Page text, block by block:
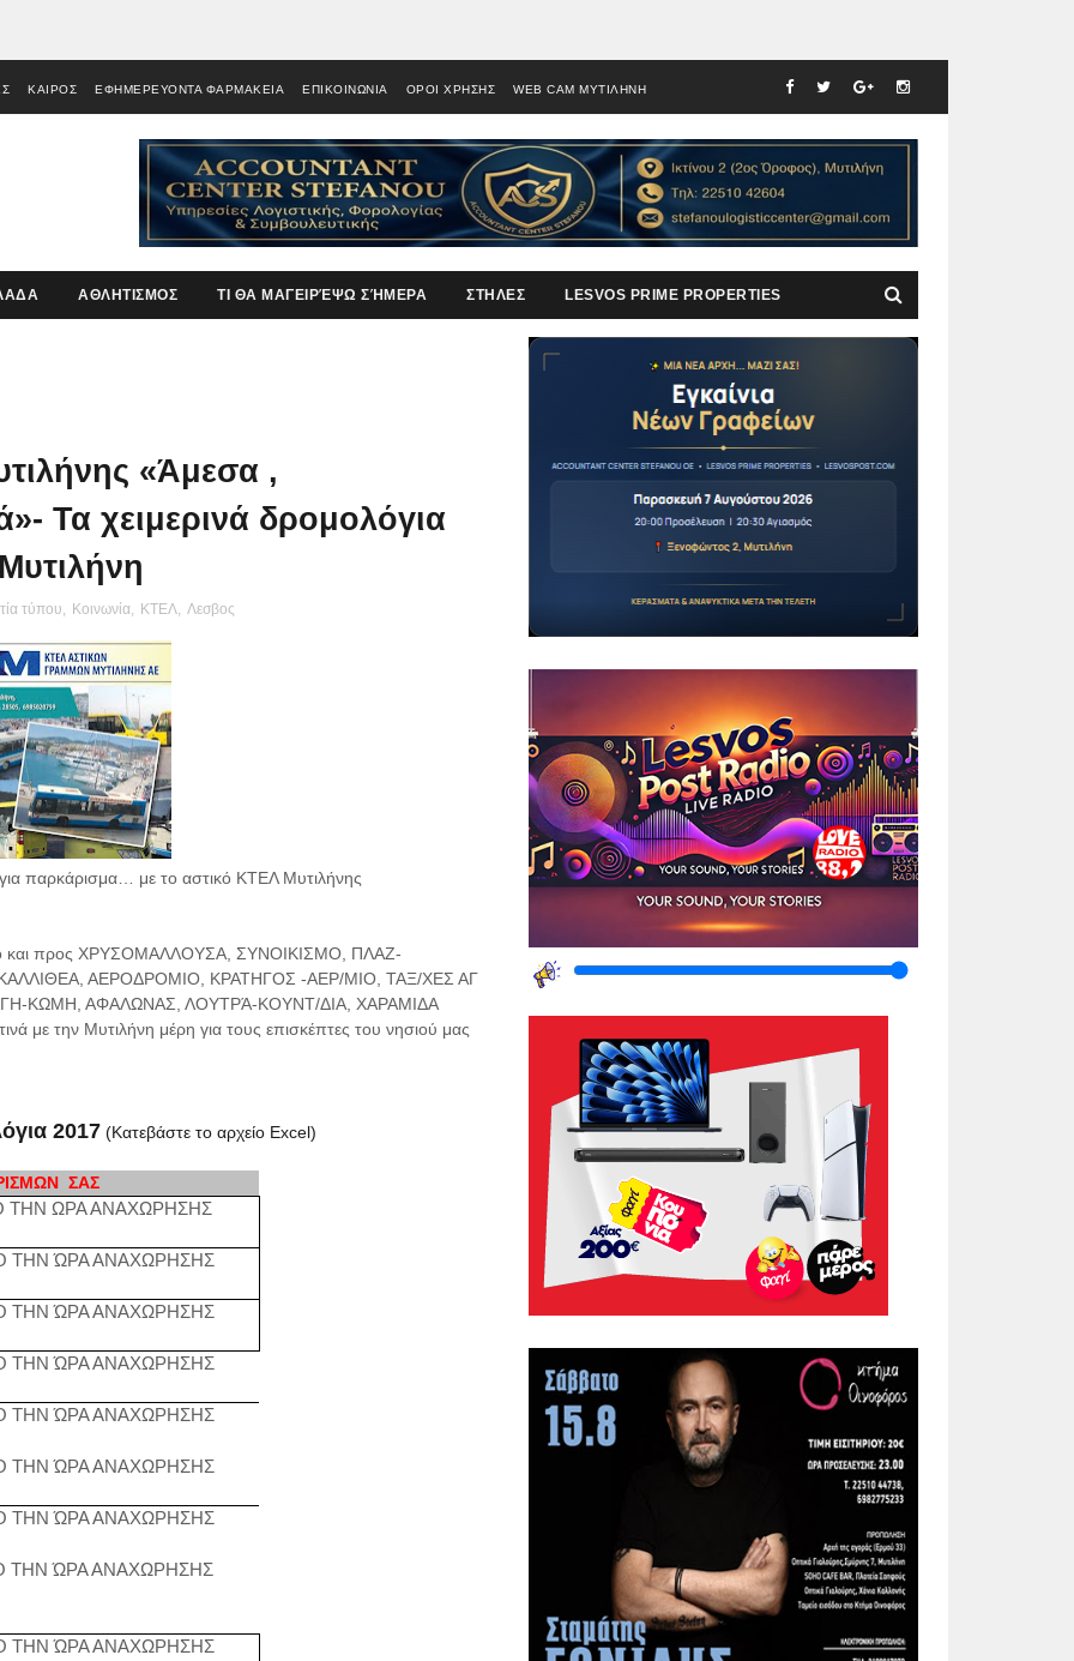
ΚΑΙΡΟΣ ΕΦΗΜΕΡΕΥΟΝΤΑ ΦΑΡΜΑΚΕΙΑ ΕΠΙΚΟΙΝΩΝΙΑ ΟΡΟΙ ΧΡΗΣΗΣ WEB CAM ΜΥΤΙΛΗΝΗ
ΑΘΛΗΤΙΣΜΟΣ ΤΙ ΘΑ ΜΑΓΕΙΡΈΨΩ ΣΉΜΕΡΑ ΣΤΗΛΕΣ LESVOS PRIME PROPERTIES
«Άμεσα ,
Τα χειμερινά δρομολόγια
τύπου, Κοινωνία, ΚΤΕΛ, Λεσβος
για παρκάρισμα… με το αστικό ΚΤΕΛ Μυτιλήνης
και προς ΧΡΥΣΟΜΑΛΛΟΥΣΑ, ΣΥΝΟΙΚΙΣΜΟ, ΠΛΑΖ-
ΑΕΡΟΔΡΟΜΙΟ, ΚΡΑΤΗΓΟΣ -ΑΕΡ/ΜΙΟ, ΤΑΞ/ΧΕΣ ΑΓ
ΚΩΜΗ, ΑΦΑΛΩΝΑΣ, ΛΟΥΤΡΆ-ΚΟΥΝΤ/ΔΙΑ, ΧΑΡΑΜΙΔΑ
με την Μυτιλήνη μέρη για τους επισκέπτες του νησιού μας
2017(Κατεβάστε το αρχείο Excel)
ΣΑΣ
ΤΗΝ ΩΡΑ ΑΝΑΧΩΡΗΣΗΣ
ΤΗΝ ΏΡΑ ΑΝΑΧΩΡΗΣΗΣ
ΤΗΝ ΏΡΑ ΑΝΑΧΩΡΗΣΗΣ
ΤΗΝ ΏΡΑ ΑΝΑΧΩΡΗΣΗΣ
ΤΗΝ ΏΡΑ ΑΝΑΧΩΡΗΣΗΣ
ΤΗΝ ΏΡΑ ΑΝΑΧΩΡΗΣΗΣ
ΤΗΝ ΏΡΑ ΑΝΑΧΩΡΗΣΗΣ
ΤΗΝ ΏΡΑ ΑΝΑΧΩΡΗΣΗΣ
ΤΗΝ ΏΡΑ ΑΝΑΧΩΡΗΣΗΣ